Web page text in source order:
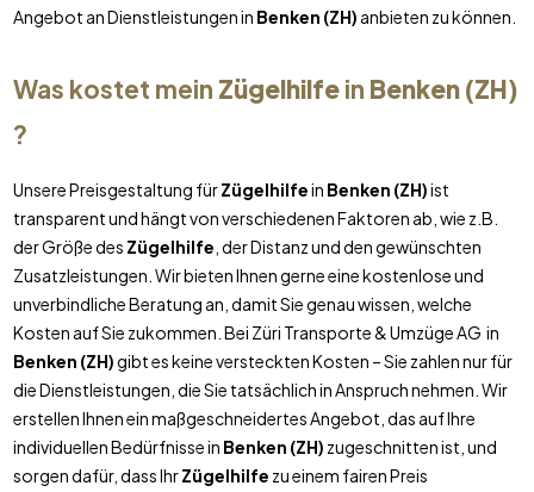
Angebot an Dienstleistungen in Benken (ZH) anbieten zu können.
Was kostet mein Zügelhilfein Benken (ZH)
?
Unsere Preisgestaltung fürZügelhilfein Benken (ZH)ist
transparent und hängt von verschiedenen Faktoren ab, wie z.B.
der Größe des Zügelhilfe , der Distanz und den gewünschten
Zusatzleistungen. Wir bieten Ihnen gerne eine kostenlose und
unverbindliche Beratung an, damit Sie genau wissen, welche
Kosten auf Sie zukommen. Bei Züri Transporte & Umzüge AG in
Benken (ZH)gibt es keine versteckten Kosten – Sie zahlen nur für
die Dienstleistungen, die Sie tatsächlich in Anspruch nehmen. Wir
erstellen Ihnen ein maßgeschneidertes Angebot, das auf Ihre
individuellen Bedürfnisse in Benken (ZH) zugeschnitten ist, und
sorgen dafür, dass IhrZügelhilfe zu einem fairen Preis